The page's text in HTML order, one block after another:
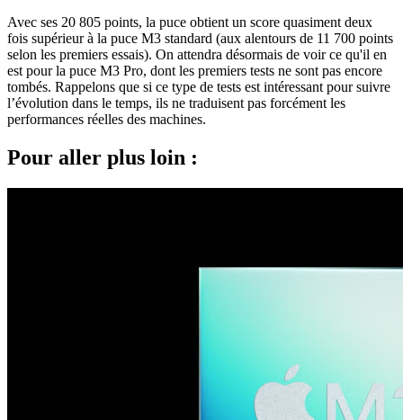
Avec ses 20 805 points, la puce obtient un score quasiment deux
fois supérieur à la puce M3 standard (aux alentours de 11 700 points
selon les premiers essais). On attendra désormais de voir ce qu'il en
est pour la puce M3 Pro, dont les premiers tests ne sont pas encore
tombés. Rappelons que si ce type de tests est intéressant pour suivre
l’évolution dans le temps, ils ne traduisent pas forcément les
performances réelles des machines.
Pour aller plus loin :